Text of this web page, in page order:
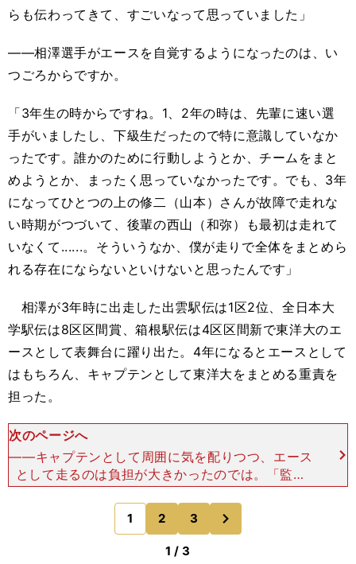
らも伝わってきて、すごいなって思っていました」
――相澤選手がエースを自覚するようになったのは、い
つごろからですか。
「3年生の時からですね。1、2年の時は、先輩に速い選
手がいましたし、下級生だったので特に意識していなか
ったです。誰かのために行動しようとか、チームをまと
めようとか、まったく思っていなかったです。でも、3年
になってひとつの上の修二（山本）さんが故障で走れな
い時期がつづいて、後輩の西山（和弥）も最初は走れて
いなくて......。そういうなか、僕が走りで全体をまとめら
れる存在にならないといけないと思ったんです」
相澤が3年時に出走した出雲駅伝は1区2位、全日本大
学駅伝は8区区間賞、箱根駅伝は4区区間新で東洋大のエ
ースとして表舞台に躍り出た。4年になるとエースとして
はもちろん、キャプテンとして東洋大をまとめる重責を
担った。
次のページへ
――キャプテンとして周囲に気を配りつつ、エース
として走るのは負担が大きかったのでは。「監督
に、人間的に成長するためにもキャプテンをやって
くれと言われたんですけど、小3から陸上を始め
て、それまでキャプ
1 2 3
1 / 3